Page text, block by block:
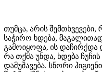
თუმცა, არის
საჭირო ხდება,
გამოიყოფა, ის დაჩირქდა
რა თქმა უნდა, ხდება
დამუშავება. სწორი